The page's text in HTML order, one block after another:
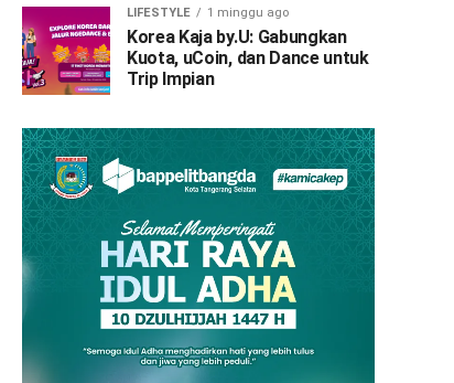
LIFESTYLE 1 minggu ago
Korea Kaja by.U: Gabungkan
Kuota, uCoin, dan Dance untuk
Trip Impian